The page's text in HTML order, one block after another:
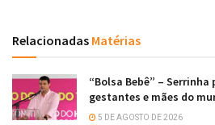
Relacionadas Matérias
“Bolsa Bebê” – Serrinha
gestantes e mães do
5 DE AGOSTO DE 2026